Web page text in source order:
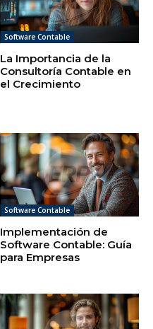
Software Contable
La Importancia de la
Consultoría Contable en
el Crecimiento
Software Contable
Implementación de
Software Contable: Guía
para Empresas